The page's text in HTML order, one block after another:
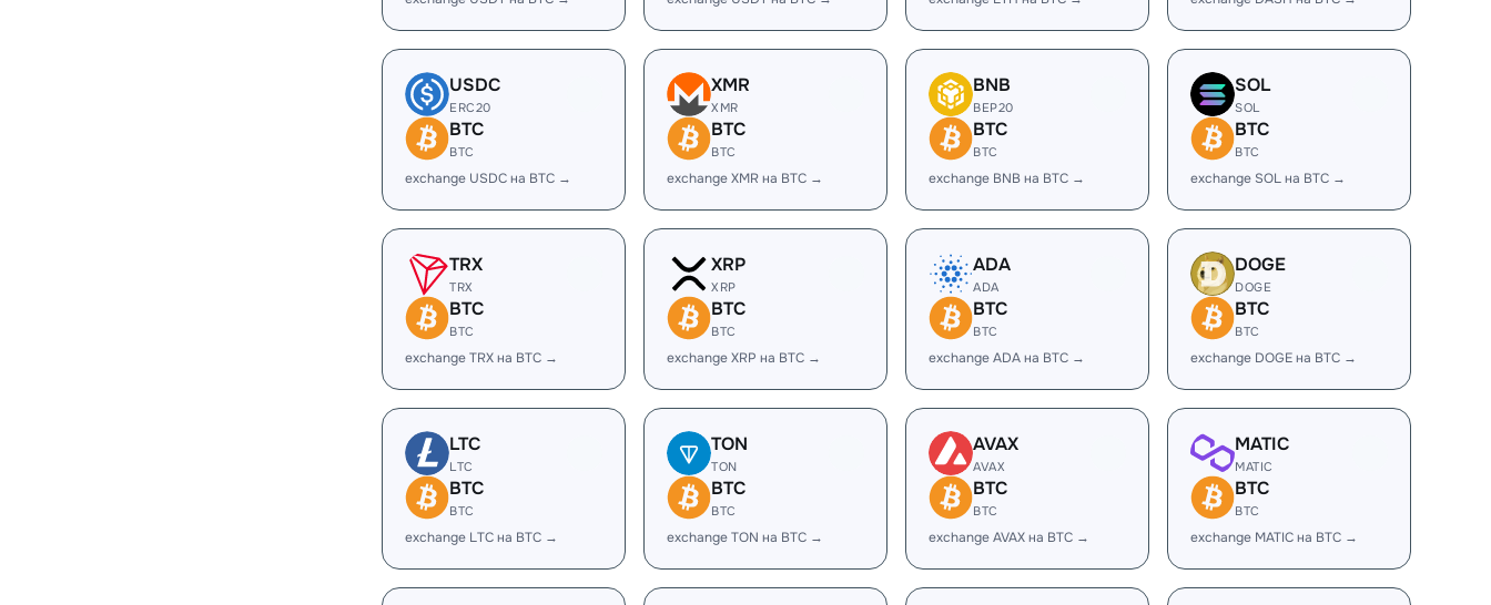
USDC
ERC20
BTC
BTC
exchange USDC на BTC →
XMR
XMR
BTC
BTC
exchange XMR на BTC →
BNB
BEP20
BTC
BTC
exchange BNB на BTC →
SOL
SOL
BTC
BTC
exchange SOL на BTC →
TRX
TRX
BTC
BTC
exchange TRX на BTC →
XRP
XRP
BTC
BTC
exchange XRP на BTC →
ADA
ADA
BTC
BTC
exchange ADA на BTC →
DOGE
DOGE
BTC
BTC
exchange DOGE на BTC →
LTC
LTC
BTC
BTC
exchange LTC на BTC →
TON
TON
BTC
BTC
exchange TON на BTC →
AVAX
AVAX
BTC
BTC
exchange AVAX на BTC →
MATIC
MATIC
BTC
BTC
exchange MATIC на BTC →